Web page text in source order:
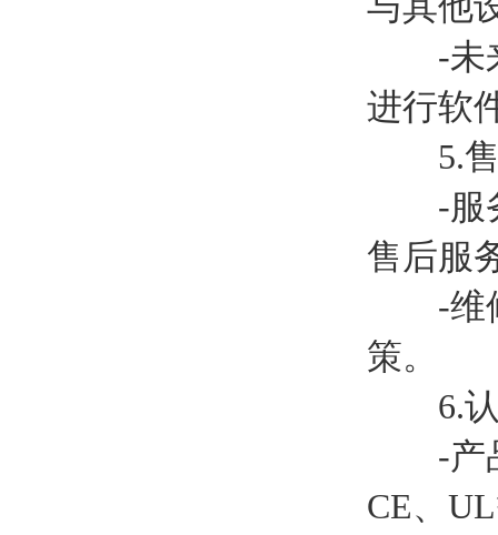
-未来
进行软
5.售
-服务
售后服
-维修
策。
6.认
-产品
CE、